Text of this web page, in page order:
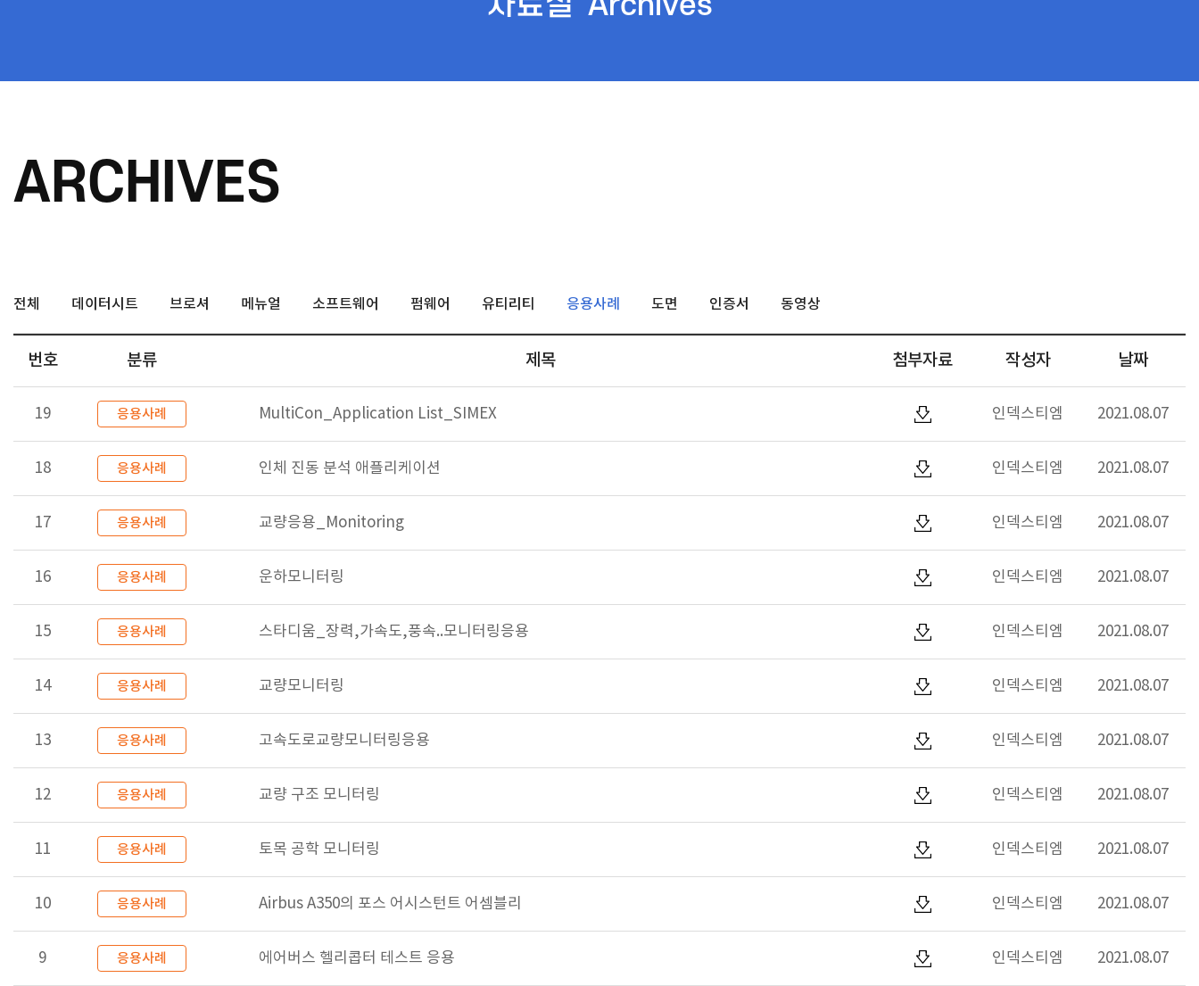
ARCHIVES
전체 데이터시트 브로셔 메뉴얼 소프트웨어 펌웨어 유티리티 응용사례 도면 인증서 동영상
번호 분류 제목 첨부자료 작성자 날짜
19 응용사례 MultiCon_Application List_SIMEX 인덱스티엠 2021.08.07
18 응용사례 인체 진동 분석 애플리케이션 인덱스티엠 2021.08.07
17 응용사례 교량응용_Monitoring 인덱스티엠 2021.08.07
16 응용사례 운하모니터링 인덱스티엠 2021.08.07
15 응용사례 스타디움_장력,가속도,풍속..모니터링응용 인덱스티엠 2021.08.07
14 응용사례 교량모니터링 인덱스티엠 2021.08.07
13 응용사례 고속도로교량모니터링응용 인덱스티엠 2021.08.07
12 응용사례 교량 구조 모니터링 인덱스티엠 2021.08.07
11 응용사례 토목 공학 모니터링 인덱스티엠 2021.08.07
10 응용사례 Airbus A350의 포스 어시스턴트 어셈블리 인덱스티엠 2021.08.07
9 응용사례 에어버스 헬리콥터 테스트 응용 인덱스티엠 2021.08.07